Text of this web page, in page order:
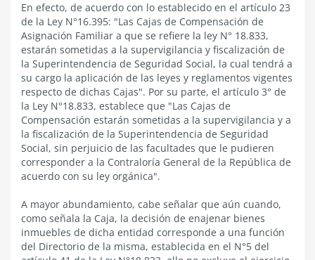
En efecto, de acuerdo con lo establecido en el artículo 23
de la Ley N°16.395: "Las Cajas de Compensación de
Asignación Familiar a que se refiere la ley N° 18.833,
estarán sometidas a la supervigilancia y fiscalización de
la Superintendencia de Seguridad Social, la cual tendrá a
su cargo la aplicación de las leyes y reglamentos vigentes
respecto de dichas Cajas". Por su parte, el artículo 3° de
la Ley N°18.833, establece que "Las Cajas de
Compensación estarán sometidas a la supervigilancia y a
la fiscalización de la Superintendencia de Seguridad
Social, sin perjuicio de las facultades que le pudieren
corresponder a la Contraloría General de la República de
acuerdo con su ley orgánica".
A mayor abundamiento, cabe señalar que aún cuando,
como señala la Caja, la decisión de enajenar bienes
inmuebles de dicha entidad corresponde a una función
del Directorio de la misma, establecida en el N°5 del